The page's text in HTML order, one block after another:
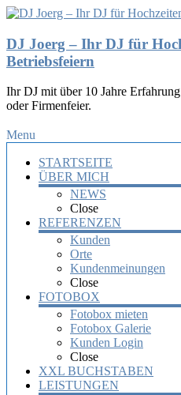
DJ Joerg – Ihr DJ für
Betriebsfeiern
Ihr DJ mit über 10 Jahre
oder Firmenfeier.
Menu
STARTSEITE
ÜBER MICH
NEWS
Close
REFERENZEN
Kunden
Orte
Kundenmeinungen
Close
FOTOBOX
Fotobox mieten
Fotobox Galerie
Kunden Login
Close
XXL BUCHSTABEN
LEISTUNGEN